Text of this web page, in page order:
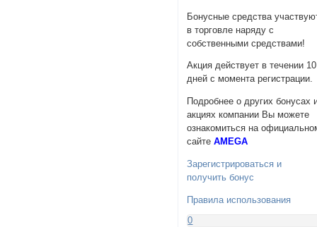
Бонусные средства
в торговле наряду с
собственными средствами!
Акция действует в течении 10
дней с момента регистрации.
Подробнее о других бонусах
акциях компании Вы можете
ознакомиться на
сайтеAMEGA
Зарегистрироваться и
получить бонус
Правила использования
0